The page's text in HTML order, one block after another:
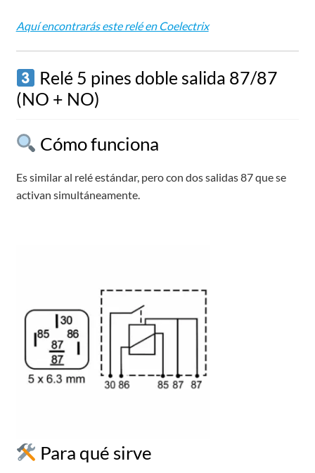
Aquí encontrarás este relé en Coelectrix
Relé 5 pines doble salida 87/87
(NO + NO)
Cómo funciona
Es similar al relé estándar, pero con dos salidas 87 que se
activan simultáneamente.
Para qué sirve